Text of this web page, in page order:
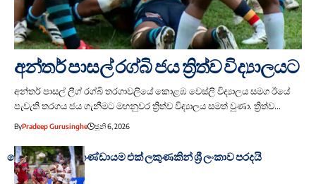
අන්තර් පාසල් රග්බි ජය ත්‍රිත්ව විද්‍යාලයට
අන්තර් පාසල් ලීග් රග්බි තරගාවලියේ කොළඹ වෙස්ලි විද්‍යාලය සමග ‍ඊයේ
පැවැති තරගය ජය ගැනීමට මහනුවර ත්‍රිත්ව විද්‍යාලය සමත් වුණා. ත්‍රිත්ව…
ByPradeep Gurusinghe ජූනි 6, 2026
හොංකොං රග්බි කණ්ඩායම එක් ලකුණකින් ශ්‍රී ලංකාව පරදයි